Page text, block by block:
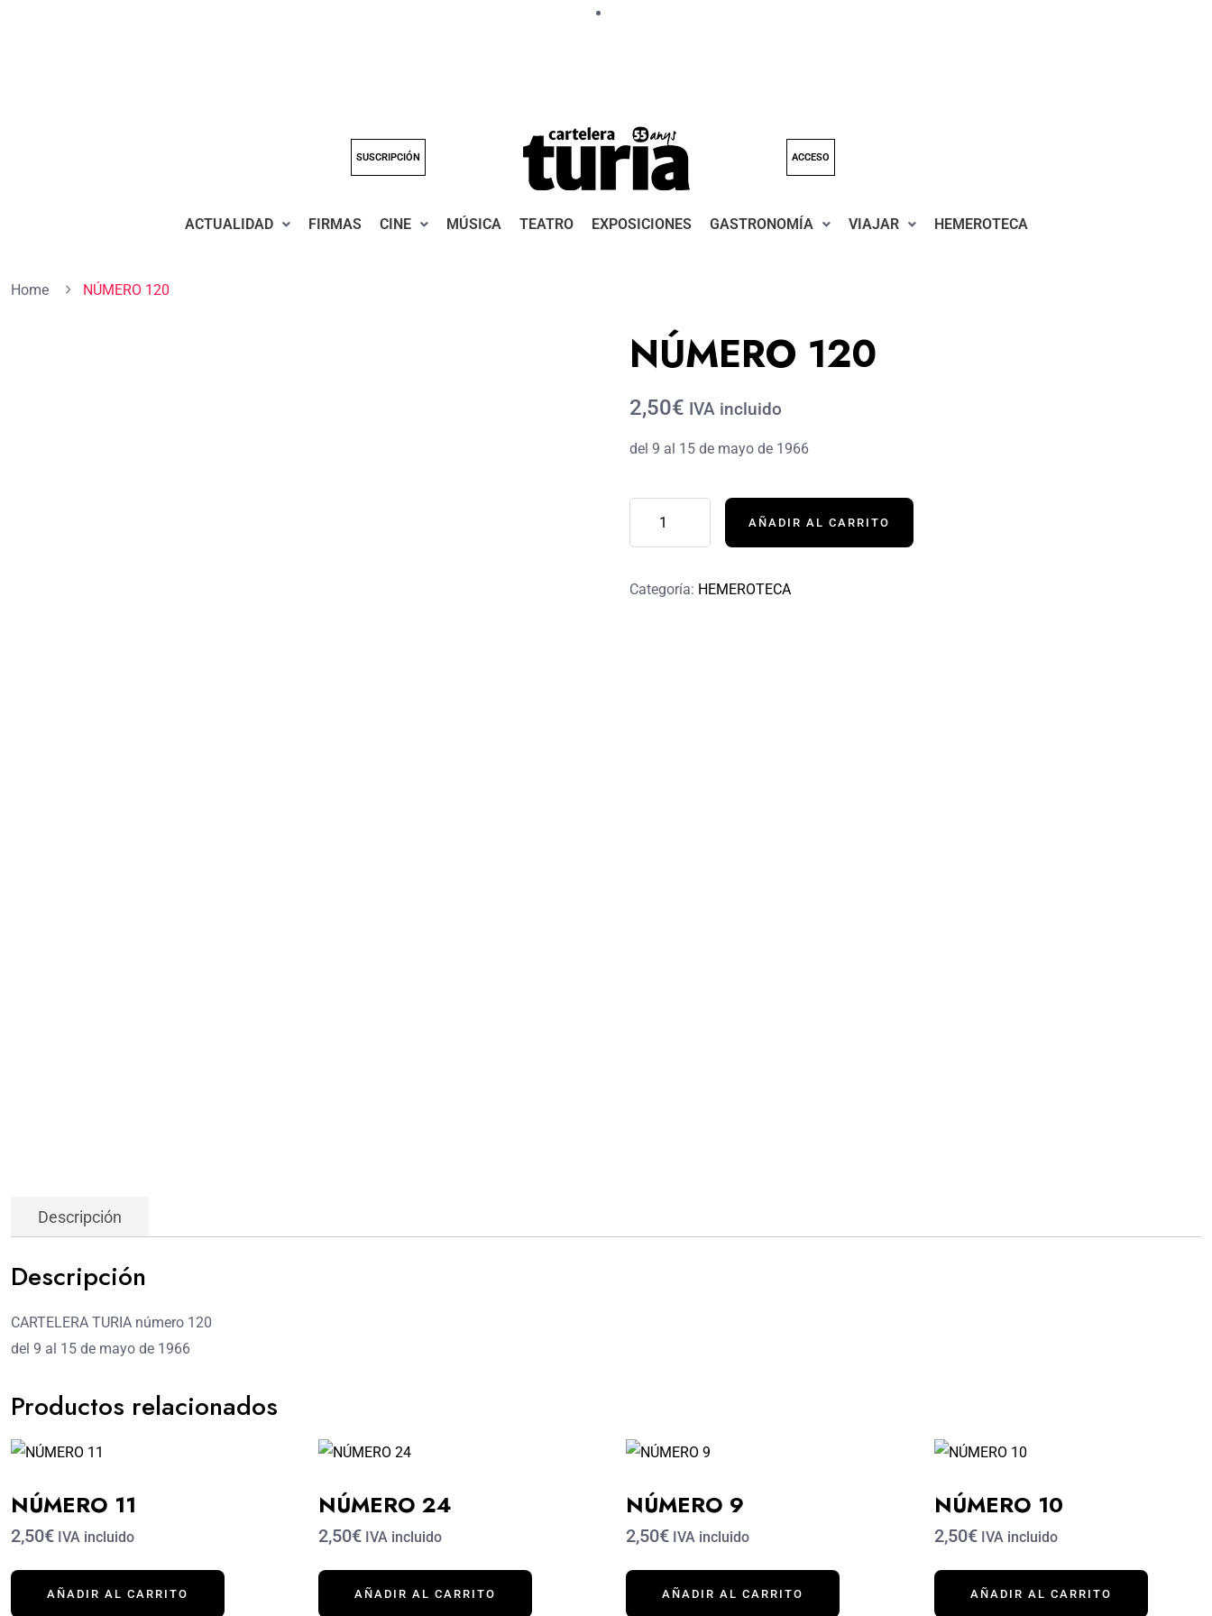
SUSCRIPCIÓN ACCESO
ACTUALIDAD FIRMAS CINE MÚSICA TEATRO EXPOSICIONES GASTRONOMÍA VIAJAR HEMEROTECA
Home NÚMERO 120
NÚMERO 120
2,50€ IVA incluido
del 9 al 15 de mayo de 1966
AÑADIR AL CARRITO
Categoría: HEMEROTECA
Descripción
Descripción
CARTELERA TURIA número 120
del 9 al 15 de mayo de 1966
Productos relacionados
NÚMERO 11
2,50€ IVA incluido
AÑADIR AL CARRITO
NÚMERO 24
2,50€ IVA incluido
AÑADIR AL CARRITO
NÚMERO 9
2,50€ IVA incluido
AÑADIR AL CARRITO
NÚMERO 10
2,50€IVA incluido
AÑADIR AL CARRITO